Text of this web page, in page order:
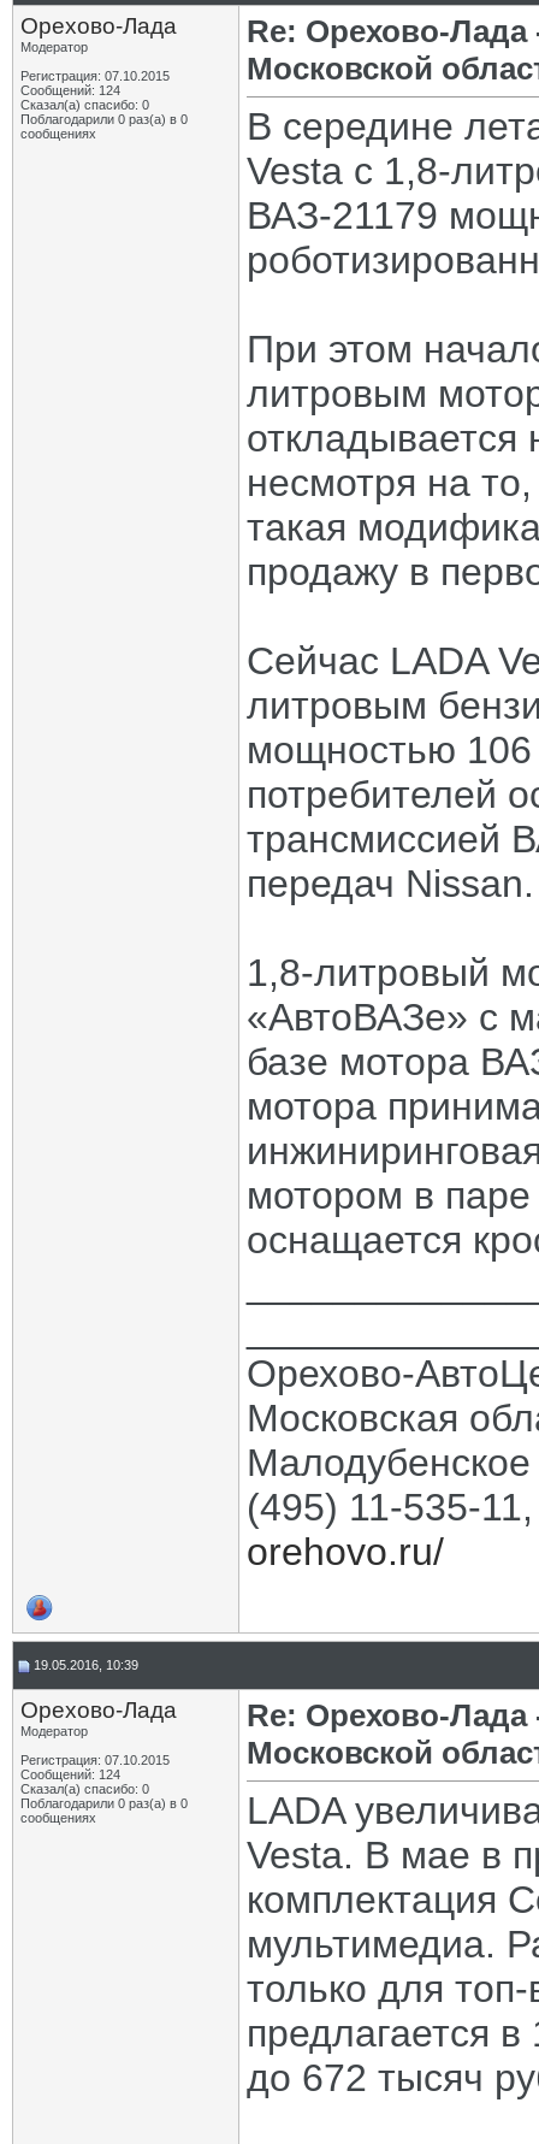
Орехово-Лада
Модератор
Регистрация: 07.10.2015
Сообщений: 124
Сказал(а) спасибо: 0
Поблагодарили 0 раз(а) в 0
сообщениях
Re: Орехово-
Московской
В середине
Vesta с 1,8-
ВАЗ-21179
При этом
литровым
откладывается
несмотря на
такая
продажу в
Сейчас LADA
литровым
мощностью 106
потребителей
трансмиссией
передач Nissan.
1,8-литровый
«АвтоВАЗе» с
базе мотора
мотора
мотором в
оснащается
Орехово-
Московская
(495) 11-535-
orehovo.ru/
19.05.2016, 10:39
Орехово-Лада
Модератор
Регистрация: 07.10.2015
Сообщений: 124
Сказал(а) спасибо: 0
Поблагодарили 0 раз(а) в 0
сообщениях
Re: Орехово-
Московской
LADA
Vesta. В мае в
комплектация
мультимедиа.
только для
предлагается
до 672 тысяч